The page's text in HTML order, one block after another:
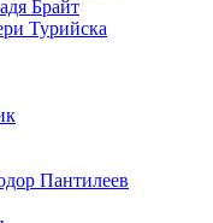
Брайт
Турийска
Пантилеев